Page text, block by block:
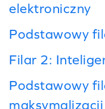
elektroniczny
Podstawowy
Filar 2:
Podstawowy